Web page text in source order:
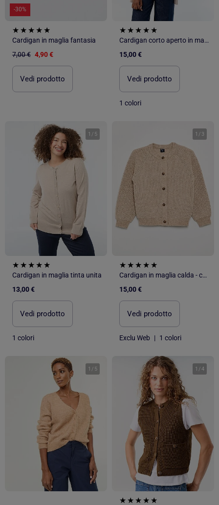
-30%
Cardigan in maglia fantasia
7,00 € 4,90 €
Vedi prodotto
Cardigan corto aperto in maglia fine
15,00 €
Vedi prodotto
1 colori
1 / 5
Cardigan in maglia tinta unita
13,00 €
Vedi prodotto
1 colori
1 / 3
Cardigan in maglia calda - collezione facile da indossare
15,00 €
Vedi prodotto
Exclu Web | 1 colori
1 / 5 1 /4